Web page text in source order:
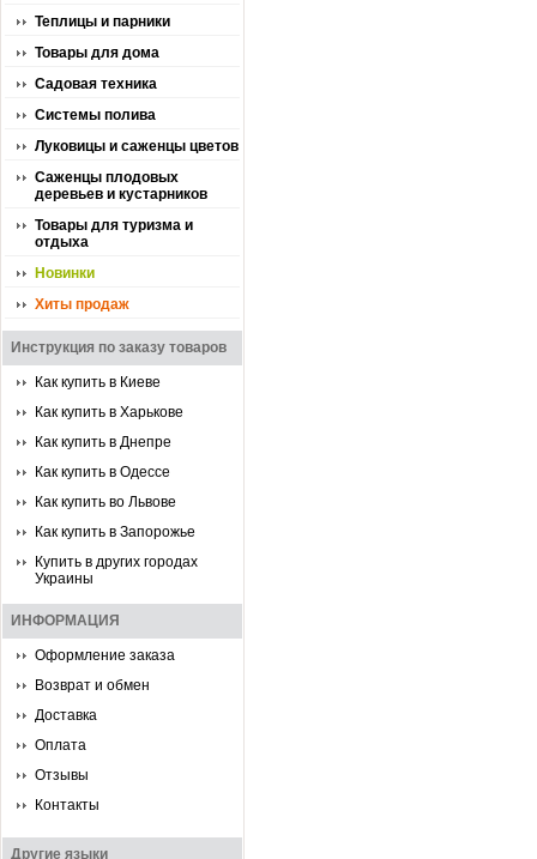
Теплицы и парники
Товары для дома
Садовая техника
Системы полива
Луковицы и саженцы цветов
Саженцы плодовых
деревьев и кустарников
Товары для туризма и
отдыха
Новинки
Хиты продаж
Инструкция по заказу товаров
Как купить в Киеве
Как купить в Харькове
Как купить в Днепре
Как купить в Одессе
Как купить во Львове
Как купить в Запорожье
Купить в других городах
Украины
ИНФОРМАЦИЯ
Оформление заказа
Возврат и обмен
Доставка
Оплата
Отзывы
Контакты
Другие языки